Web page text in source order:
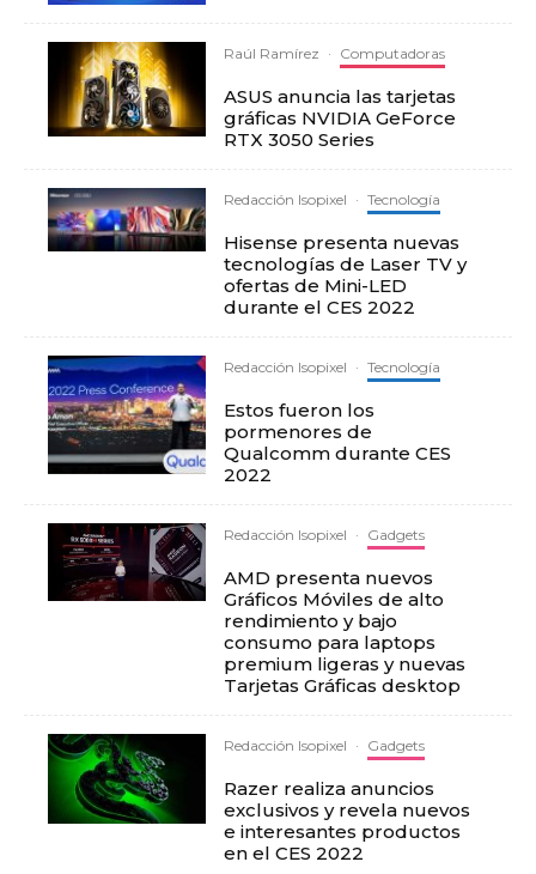
Raúl Ramírez · Computadoras
ASUS anuncia las tarjetas
gráficas NVIDIA GeForce
RTX 3050 Series
Redacción Isopixel · Tecnología
Hisense presenta nuevas
tecnologías de Laser TV y
ofertas de Mini-LED
durante el CES 2022
Redacción Isopixel · Tecnología
Estos fueron los
pormenores de
Qualcomm durante CES
2022
Redacción Isopixel · Gadgets
AMD presenta nuevos
Gráficos Móviles de alto
rendimiento y bajo
consumo para laptops
premium ligeras y nuevas
Tarjetas Gráficas desktop
Redacción Isopixel · Gadgets
Razer realiza anuncios
exclusivos y revela nuevos
e interesantes productos
en el CES 2022